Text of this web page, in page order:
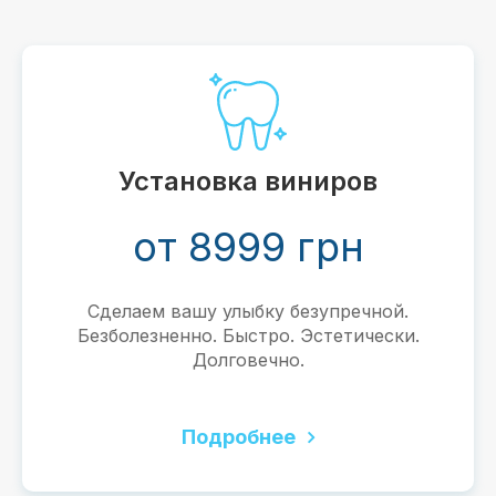
Установка виниров
от 8999 грн
Сделаем вашу улыбку безупречной.
Безболезненно. Быстро. Эстетически.
Долговечно.
Подробнее